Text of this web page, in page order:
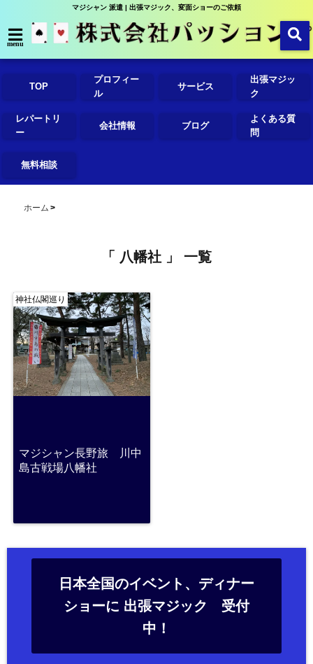
マジシャン 派遣 | 出張マジック、変面ショーのご依頼
menu
TOP
プロフィー
ル
サービス
出張マジッ
ク
レパートリ
ー
会社情報 ブログ
よくある質
問
無料相談
ホーム
「 八幡社 」 一覧
神社仏閣巡り
マジシャン長野旅 川中
島古戦場八幡社
日本全国のイベント、ディナー
ショーに 出張マジック 受付
中！